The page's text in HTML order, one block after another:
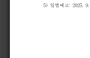
5) 입법예고: 2025. 9.